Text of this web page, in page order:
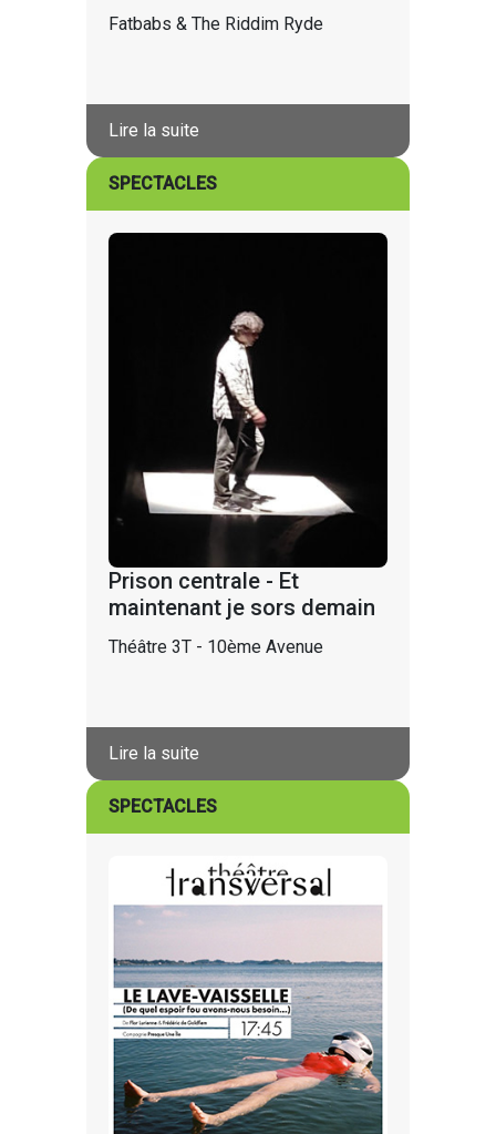
Fatbabs & The Riddim Ryde
Lire la suite
SPECTACLES
Prison centrale - Et
maintenant je sors demain
Théâtre 3T - 10ème Avenue
Lire la suite
SPECTACLES